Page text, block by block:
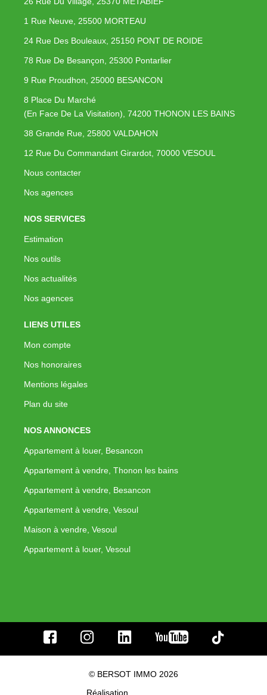
1 Rue Neuve, 25500 MORTEAU
24 Rue Des Bouleaux, 25150 PONT DE ROIDE
78 Rue De Besançon, 25300 Pontarlier
9 Rue Proudhon, 25000 BESANCON
8 Place Du Marché
(En Face De La Visitation), 74200 THONON LES BAINS
38 Grande Rue, 25800 VALDAHON
12 Rue Du Commandant Girardot, 70000 VESOUL
Nous contacter
Nos agences
NOS SERVICES
Estimation
Nos outils
Nos actualités
Nos agences
LIENS UTILES
Mon compte
Nos honoraires
Mentions légales
Plan du site
NOS ANNONCES
Appartement à louer, Besancon
Appartement à vendre, Thonon les bains
Appartement à vendre, Besancon
Appartement à vendre, Vesoul
Maison à vendre, Vesoul
Appartement à louer, Vesoul
© BERSOT IMMO 2026
Réalisation